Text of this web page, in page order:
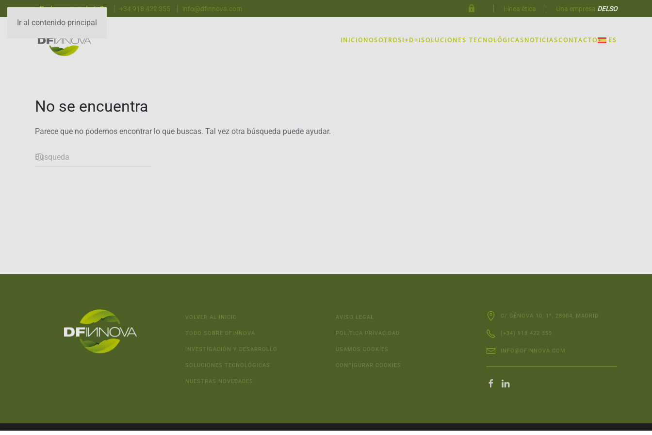
Ir al contenido principal
¿Podemos ayudarte? +34 918 422 355 info@dfinnova.com Línea ética Una empresa DELSO
INICIONOSOTROSI+D+iSOLUCIONES TECNOLÓGICASNOTICIASCONTACTO ES
No se encuentra
Parece que no podemos encontrar lo que buscas. Tal vez otra búsqueda puede ayudar.
VOLVER AL INICIO
TODO SOBRE DFINNOVA
INVESTIGACIÓN Y DESARROLLO
SOLUCIONES TECNOLÓGICAS
NUESTRAS NOVEDADES
AVISO LEGAL
POLÍTICA PRIVACIDAD
USAMOS COOKIES
CONFIGURAR COOKIES
C/ GÉNOVA 10, 1º, 28004, MADRID
(+34) 918 422 355
INFO@DFINNOVA.COM